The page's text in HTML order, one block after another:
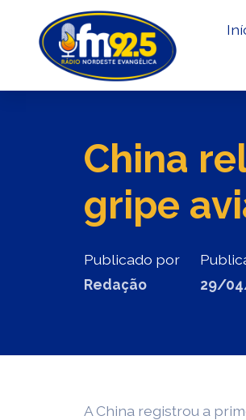
China
gripe
Publicado por
Redação
29/
A China registrou a